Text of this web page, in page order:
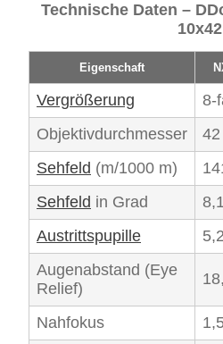
Technische Daten –
10x42
Eigenschaft
Vergrößerung 8-
Objektivdurchmesser
Sehfeld (m/1000 m)
Sehfeld in Grad
Austrittspupille
Augenabstand (Eye
Relief)
Nahfokus